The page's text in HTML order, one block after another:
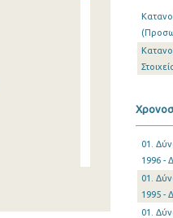
01.
1996 -
01.
1995 -
01.